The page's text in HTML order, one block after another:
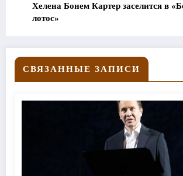
Хелена Бонем Картер заселится в
лотос»
СВЯЗАННЫЕ ЗАПИСИ